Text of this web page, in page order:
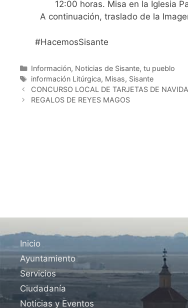
12:00 horas. Misa en la Iglesia
A continuación, traslado de la
#HacemosSisante
Información, Noticias de Sisante, tu pueblo
información Litúrgica, Misas, Sisante
CONCURSO LOCAL DE TARJETAS DE
REGALOS DE REYES MAGOS
Inicio
Ayuntamiento
Servicios
Ciudadanía
Noticias y Eventos